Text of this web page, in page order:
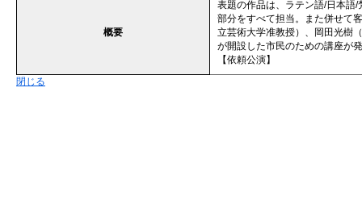
概要
表題の作品は、ラテン語/日本語
部分をすべて担当。また併せて
立芸術大学准教授）、岡田光樹
が開設した市民のための講座が
【依頼公演】
閉じる